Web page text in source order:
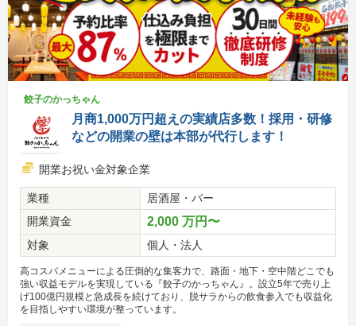
餃子のかっちゃん
月商1,000万円超えの実績店多数！採用・研修
などの開業の壁は本部が代行します！
開業お祝い金対象企業
業種
居酒屋・バー
開業資金
2,000 万円〜
対象 個人・法人
高コスパメニューによる圧倒的な集客力で、路面・地下・空中階どこでも
強い収益モデルを実現している『餃子のかっちゃん』。設立5年で売り上
げ100億円規模と急成長を続けており、脱サラからの飲食参入でも収益化
を目指しやすい環境が整っています。